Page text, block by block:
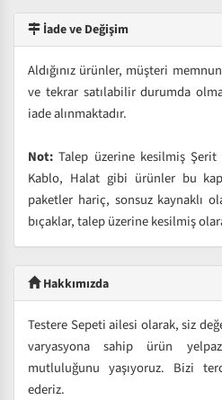
İade ve Değişim
Aldığınız ürünler, müşteri
ve tekrar satılabilir durumda
iade alınmaktadır.
Not: Talep üzerine kesilmiş Şerit
Kablo, Halat gibi ürünler bu
paketler hariç, sonsuz kaynaklı
bıçaklar, talep üzerine kesilmiş
Hakkımızda
Testere Sepeti ailesi olarak, siz
varyasyona sahip ürün
mutluluğunu yaşıyoruz. Bizi
ederiz.